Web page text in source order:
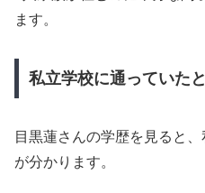
ます。
私立学校に通っていた
目黒蓮さんの学歴を見ると
が分かります。